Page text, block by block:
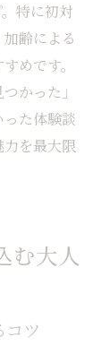
特に初対
齢による
めです。
かった」
った体験談
を最大限
む大人
ツ